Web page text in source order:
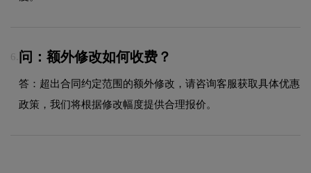
6. 问：额外修改如何收费？
答：超出合同约定范围的额外修改，请咨询客服获取具体优惠
政策，我们将根据修改幅度提供合理报价。